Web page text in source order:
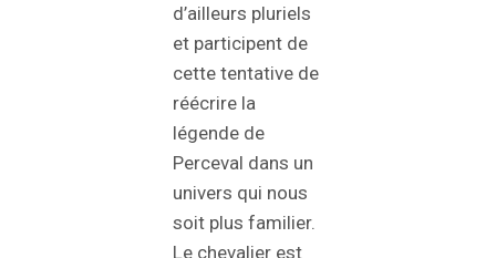
d’ailleurs pluriels
et participent de
cette tentative de
réécrire la
légende de
Perceval dans un
univers qui nous
soit plus familier.
Le chevalier est